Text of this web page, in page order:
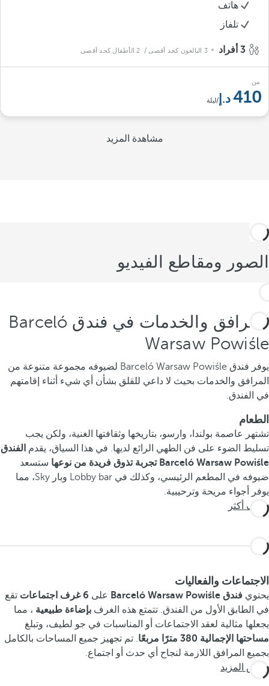
هاتف
تلفاز
3 البالغون كحد أقصى / 2 الأطفال كحد أقصى
من
410 /ليلة
مشاهدة المزيد
الصور ومقاطع الفيديو
المرافق والخدمات في فندق Barceló
Warsaw Powiśle
يوفر فندق Barceló Warsaw Powiśle لضيوفه مجموعة متنوعة من
المرافق والخدمات بحيث لا داعي للقلق بشأن أي شيء أثناء إقامتهم
في الفندق.
الطعام
تشتهر عاصمة بولندا، وارسو، بتاريخها وثقافتها الغنية، ولكن يجب
تسليط الضوء على فن الطهي الرائع لديها. في هذا السياق، يقدم الفندق
Barceló Warsaw Powiśle تجربة تذوق فريدة من نوعها ستسعد
ضيوفه في المطعم الرئيسي، وكذلك في Lobby bar وبار Sky، مما
يوفر أجواء مريحة وترحيبية.
تعرف أكثر
الاجتماعات والفعاليات
يحتوي فندق Barceló Warsaw Powiśle على 6 غرف اجتماعات
تقع
في الطابق الأول من الفندق. تتمتع هذه الغرف بإضاءة طبيعية ، مما
يجعلها مثالية لعقد الاجتماعات أو المناسبات في جو لطيف، وتبلغ
مساحتها الإجمالية 380 مترًا مربعًا
. تم تجهيز جميع المساحات بالكامل
بجميع المرافق اللازمة لنجاح أي حدث أو اجتماع.
عرض المزيد